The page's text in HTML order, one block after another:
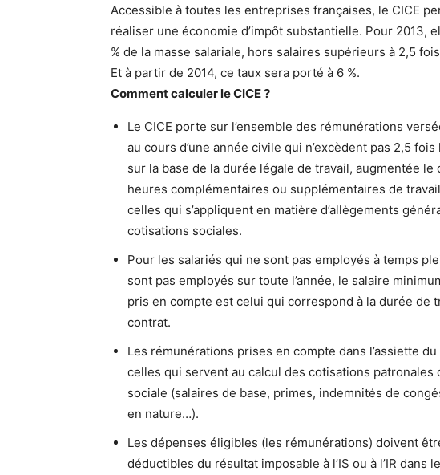
Accessible à toutes les entreprises françaises, le CICE
réaliser une économie d’impôt substantielle. Pour 2013,
% de la masse salariale, hors salaires supérieurs à 2,5
Et à partir de 2014, ce taux sera porté à 6 %.
Comment calculer le CICE ?
Le CICE porte sur l’ensemble des rémunérations
au cours d’une année civile qui n’excèdent pas 2,5
sur la base de la durée légale de travail, augmentée le
heures complémentaires ou supplémentaires de
celles qui s’appliquent en matière d’allègements
cotisations sociales.
Pour les salariés qui ne sont pas employés à temps
sont pas employés sur toute l’année, le salaire
pris en compte est celui qui correspond à la durée de
contrat.
Les rémunérations prises en compte dans l’assiette du
celles qui servent au calcul des cotisations patronales
sociale (salaires de base, primes, indemnités de
en nature…).
Les dépenses éligibles (les rémunérations) doivent
déductibles du résultat imposable à l’IS ou à l’IR dans